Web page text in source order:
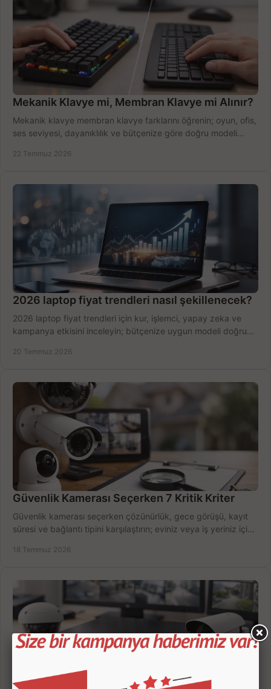
Mekanik Klavye mi, Membran Klavye mi Alınır?
Mekanik klavye membran klavye farklarını öğrenin; oyun, ofis,
ses seviyesi, dayanıklılık ve bütçenize göre doğru modeli
22 Temmuz 2026
2026 laptop fiyat trendleri nasıl şekillenecek?
2026 laptop fiyat trendleri için kur, işlemci, yapay zeka ve
kampanya etkisini inceleyin; bütçenize uygun modeli doğru
20 Temmuz 2026
Güvenlik Kamerası Seçerken 7 Kritik Kriter
Güvenlik kamerası seçerken çözünürlük, gece görüşü, kayıt
süresi ve bağlantı tipini karşılaştırın; eviniz veya iş yeriniz için
18 Temmuz 2026